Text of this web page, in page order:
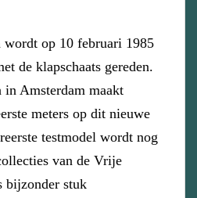
wordt op 10 februari 1985
de klapschaats gereden.
in Amsterdam maakt
meters op dit nieuwe
testmodel wordt nog
van de Vrije
stuk